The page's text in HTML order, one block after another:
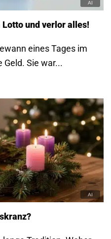
und verlor alles!
eines Tages im
Sie war...